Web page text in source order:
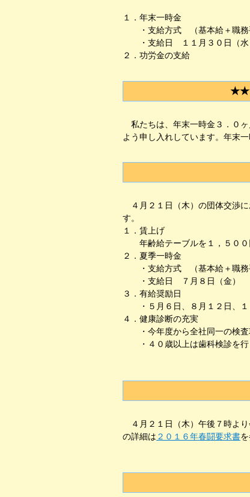
１．年末一時金
・支給方式 （基本給＋職務手
・支給日 １１月３０日（水
２．功労金の支給
私たちは、年末一時金３．０ヶ
よう申し入れしています。年末
４月２１日（木）の団体交渉に
す。
１．賃上げ
年齢給テーブルを１，５００
２．夏季一時金
・支給方式 （基本給＋職務手
・支給日 ７月８日（金）
３．有給奨励日
・５月６日、８月１２日、１
４．健康診断の充実
・今年度から全社同一の検査
・４０歳以上は歯科検診を行
４月２１日（木）午後７時より
の詳細は ２０１６年春闘要求書